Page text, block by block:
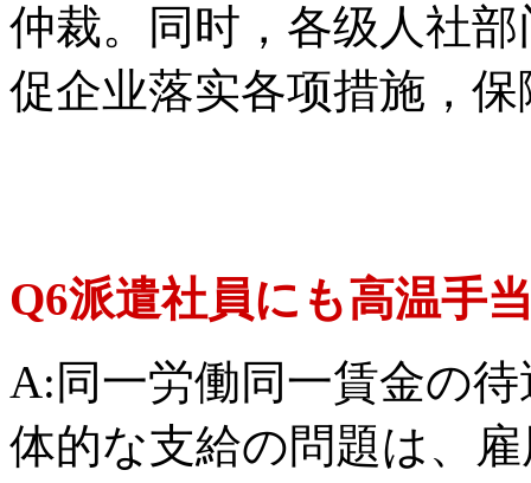
仲裁。同时，各级人社
促企业落实各项措施，
Q6派遣社員にも高温手
A:同一労働同一賃金の
体的な支給の問題は、